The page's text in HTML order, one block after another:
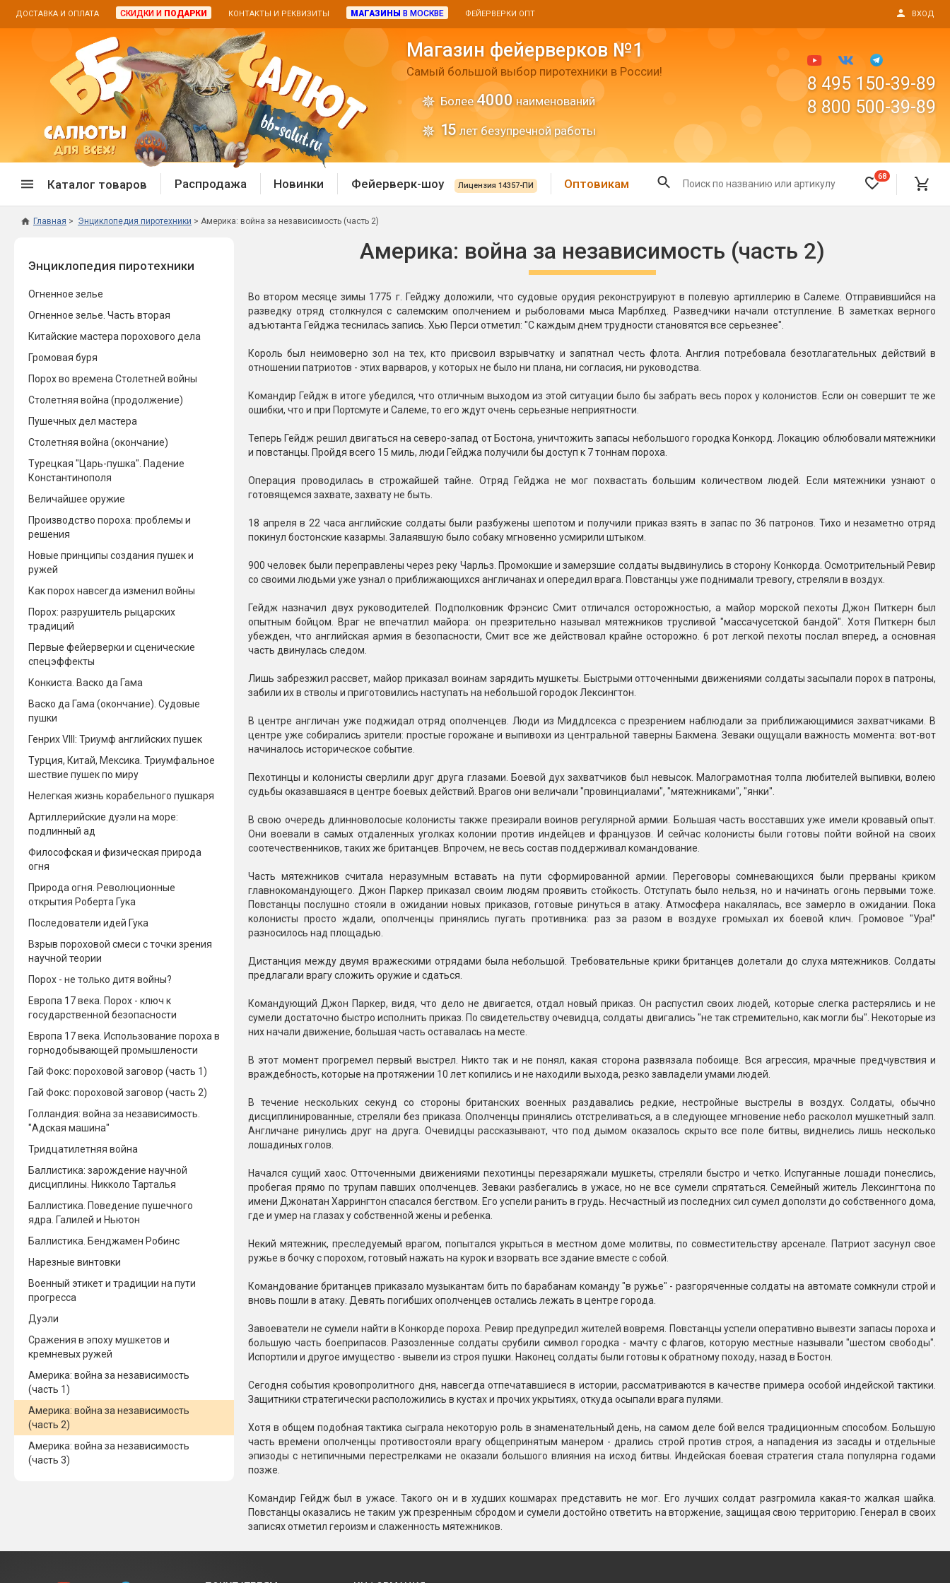
ДОСТАВКА И ОПЛАТА СКИДКИ И ПОДАРКИ КОНТАКТЫ И РЕКВИЗИТЫ МАГАЗИНЫ В МОСКВЕ ФЕЙЕРВЕРКИ ОПТ ВХОД
Магазин фейерверков №1
Самый большой выбор пиротехники в России!
Более 4000 наименований
15 лет безупречной работы
8 495 150-39-89
8 800 500-39-89
Каталог товаров
Распродажа фейерверков
Распродажа бенгальских огней
Новинки 2025/26
Фейерверки на свадьбу
Фейерверк-шоу
Батареи салютов
Цветной дым
Батареи салютов
Маленькие фейерверки
Средние фейерверки
Большие фейерверки
Супер-фейерверки
Пневмохлопушки
Терочные
Лимонки, гранаты
Корсары
Летающие и наземные
Бабочки, пчелы
Жуки
Факелы цветного огня
Стробоскопы
Сигнальная пиротехника
Хлопушки и пневмохлопушки
Маленькие хлопушки
Пневмохлопушки
Бенгальские огни
Бенгальские огни малые
Фонтаны пиротехнические
Фонтаны для улицы
Вулканы
Ракеты
Фестивальные шары
Все для праздника
Фонтаны в торт (холодные)
Распродажа Новинки Фейерверк-шоу Лицензия 14357-ПИ Оптовикам
68
Главная Энциклопедия пиротехники Америка: война за независимость (часть 2)
Энциклопедия пиротехники
Огненное зелье
Огненное зелье. Часть вторая
Китайские мастера порохового дела
Громовая буря
Порох во времена Столетней войны
Столетняя война (продолжение)
Пушечных дел мастера
Столетняя война (окончание)
Турецкая "Царь-пушка". Падение
Константинополя
Величайшее оружие
Производство пороха: проблемы и
решения
Новые принципы создания пушек и
ружей
Как порох навсегда изменил войны
Порох: разрушитель рыцарских
традиций
Первые фейерверки и сценические
спецэффекты
Конкиста. Васко да Гама
Васко да Гама (окончание). Судовые
пушки
Генрих VIII: Триумф английских пушек
Турция, Китай, Мексика. Триумфальное
шествие пушек по миру
Нелегкая жизнь корабельного пушкаря
Артиллерийские дуэли на море:
подлинный ад
Философская и физическая природа
огня
Природа огня. Революционные
открытия Роберта Гука
Последователи идей Гука
Взрыв пороховой смеси с точки зрения
научной теории
Порох - не только дитя войны?
Европа 17 века. Порох - ключ к
государственной безопасности
Европа 17 века. Использование пороха в
горнодобывающей промышлености
Гай Фокс: пороховой заговор (часть 1)
Гай Фокс: пороховой заговор (часть 2)
Голландия: война за независимость.
"Адская машина"
Тридцатилетняя война
Баллистика: зарождение научной
дисциплины. Никколо Тарталья
Баллистика. Поведение пушечного
ядра. Галилей и Ньютон
Баллистика. Бенджамен Робинс
Нарезные винтовки
Военный этикет и традиции на пути
прогресса
Дуэли
Сражения в эпоху мушкетов и
кремневых ружей
Америка: война за независимость
(часть 1)
Америка: война за независимость
(часть 2)
Америка: война за независимость
(часть 3)
Америка: война за независимость (часть 2)
Во втором месяце зимы 1775 г. Гейджу доложили, что судовые орудия реконструируют в полевую артиллерию в Салеме. Отправившийся на
разведку отряд столкнулся с салемским ополчением и рыболовами мыса Марблхед. Разведчики начали отступление. В заметках верного
адъютанта Гейджа теснилась запись. Хью Перси отметил: "С каждым днем трудности становятся все серьезнее".
Король был неимоверно зол на тех, кто присвоил взрывчатку и запятнал честь флота. Англия потребовала безотлагательных действий в
отношении патриотов - этих варваров, у которых не было ни плана, ни согласия, ни руководства.
Командир Гейдж в итоге убедился, что отличным выходом из этой ситуации было бы забрать весь порох у колонистов. Если он совершит те же
ошибки, что и при Портсмуте и Салеме, то его ждут очень серьезные неприятности.
Теперь Гейдж решил двигаться на северо-запад от Бостона, уничтожить запасы небольшого городка Конкорд. Локацию облюбовали мятежники
и повстанцы. Пройдя всего 15 миль, люди Гейджа получили бы доступ к 7 тоннам пороха.
Операция проводилась в строжайшей тайне. Отряд Гейджа не мог похвастать большим количеством людей. Если мятежники узнают о
готовящемся захвате, захвату не быть.
18 апреля в 22 часа английские солдаты были разбужены шепотом и получили приказ взять в запас по 36 патронов. Тихо и незаметно отряд
покинул бостонские казармы. Залаявшую было собаку мгновенно усмирили штыком.
900 человек были переправлены через реку Чарльз. Промокшие и замерзшие солдаты выдвинулись в сторону Конкорда. Осмотрительный Ревир
со своими людьми уже узнал о приближающихся англичанах и опередил врага. Повстанцы уже поднимали тревогу, стреляли в воздух.
Гейдж назначил двух руководителей. Подполковник Фрэнсис Смит отличался осторожностью, а майор морской пехоты Джон Питкерн был
опытным бойцом. Враг не впечатлил майора: он презрительно называл мятежников трусливой "массачусетской бандой". Хотя Питкерн был
убежден, что английская армия в безопасности, Смит все же действовал крайне осторожно. 6 рот легкой пехоты послал вперед, а основная
часть двинулась следом.
Лишь забрезжил рассвет, майор приказал воинам зарядить мушкеты. Быстрыми отточенными движениями солдаты засыпали порох в патроны,
забили их в стволы и приготовились наступать на небольшой городок Лексингтон.
В центре англичан уже поджидал отряд ополченцев. Люди из Миддлсекса с презрением наблюдали за приближающимися захватчиками. В
центре уже собирались зрители: простые горожане и выпивохи из центральной таверны Бакмена. Зеваки ощущали важность момента: вот-вот
начиналось историческое событие.
Пехотинцы и колонисты сверлили друг друга глазами. Боевой дух захватчиков был невысок. Малограмотная толпа любителей выпивки, волею
судьбы оказавшаяся в центре боевых действий. Врагов они величали "провинциалами", "мятежниками", "янки".
В свою очередь длинноволосые колонисты также презирали воинов регулярной армии. Большая часть восставших уже имели кровавый опыт.
Они воевали в самых отдаленных уголках колонии против индейцев и французов. И сейчас колонисты были готовы пойти войной на своих
соотечественников, таких же британцев. Впрочем, не весь состав поддерживал командование.
Часть мятежников считала неразумным вставать на пути сформированной армии. Переговоры сомневающихся были прерваны криком
главнокомандующего. Джон Паркер приказал своим людям проявить стойкость. Отступать было нельзя, но и начинать огонь первыми тоже.
Повстанцы послушно стояли в ожидании новых приказов, готовые ринуться в атаку. Атмосфера накалялась, все замерло в ожидании. Пока
колонисты просто ждали, ополченцы принялись пугать противника: раз за разом в воздухе громыхал их боевой клич. Громовое "Ура!"
разносилось над площадью.
Дистанция между двумя вражескими отрядами была небольшой. Требовательные крики британцев долетали до слуха мятежников. Солдаты
предлагали врагу сложить оружие и сдаться.
Командующий Джон Паркер, видя, что дело не двигается, отдал новый приказ. Он распустил своих людей, которые слегка растерялись и не
сумели достаточно быстро исполнить приказ. По свидетельству очевидца, солдаты двигались "не так стремительно, как могли бы". Некоторые из
них начали движение, большая часть оставалась на месте.
В этот момент прогремел первый выстрел. Никто так и не понял, какая сторона развязала побоище. Вся агрессия, мрачные предчувствия и
враждебность, которые на протяжении 10 лет копились и не находили выхода, резко завладели умами людей.
В течение нескольких секунд со стороны британских военных раздавались редкие, нестройные выстрелы в воздух. Солдаты, обычно
дисциплинированные, стреляли без приказа. Ополченцы принялись отстреливаться, а в следующее мгновение небо расколол мушкетный залп.
Англичане ринулись друг на друга. Очевидцы рассказывают, что под дымом оказалось скрыто все поле битвы, виднелись лишь несколько
лошадиных голов.
Начался сущий хаос. Отточенными движениями пехотинцы перезаряжали мушкеты, стреляли быстро и четко. Испуганные лошади понеслись,
пробегая прямо по трупам павших ополченцев. Зеваки разбегались в ужасе, но не все сумели спрятаться. Семейный житель Лексингтона по
имени Джонатан Харрингтон спасался бегством. Его успели ранить в грудь. Несчастный из последних сил сумел доползти до собственного дома,
где и умер на глазах у собственной жены и ребенка.
Некий мятежник, преследуемый врагом, попытался укрыться в местном доме молитвы, по совместительству арсенале. Патриот засунул свое
ружье в бочку с порохом, готовый нажать на курок и взорвать все здание вместе с собой.
Командование британцев приказало музыкантам бить по барабанам команду "в ружье" - разгоряченные солдаты на автомате сомкнули строй и
вновь пошли в атаку. Девять погибших ополченцев остались лежать в центре города.
Завоеватели не сумели найти в Конкорде пороха. Ревир предупредил жителей вовремя. Повстанцы успели оперативно вывезти запасы пороха и
большую часть боеприпасов. Разозленные солдаты срубили символ городка - мачту с флагов, которую местные называли "шестом свободы".
Испортили и другое имущество - вывели из строя пушки. Наконец солдаты были готовы к обратному походу, назад в Бостон.
Сегодня события кровопролитного дня, навсегда отпечатавшиеся в истории, рассматриваются в качестве примера особой индейской тактики.
Защитники стратегически расположились в кустах и прочих укрытиях, откуда осыпали врага пулями.
Хотя в общем подобная тактика сыграла некоторую роль в знаменательный день, на самом деле бой велся традиционным способом. Большую
часть времени ополченцы противостояли врагу общепринятым манером - дрались строй против строя, а нападения из засады и отдельные
эпизоды с нетипичными перестрелками не оказали большого влияния на исход битвы. Индейская боевая стратегия стала популярна годами
позже.
Командир Гейдж был в ужасе. Такого он и в худших кошмарах представить не мог. Его лучших солдат разгромила какая-то жалкая шайка.
Повстанцы оказались не таким уж презренным сбродом и сумели достойно ответить на вторжение, защищая свою территорию. Генерал в своих
записях отметил героизм и слаженность мятежников.